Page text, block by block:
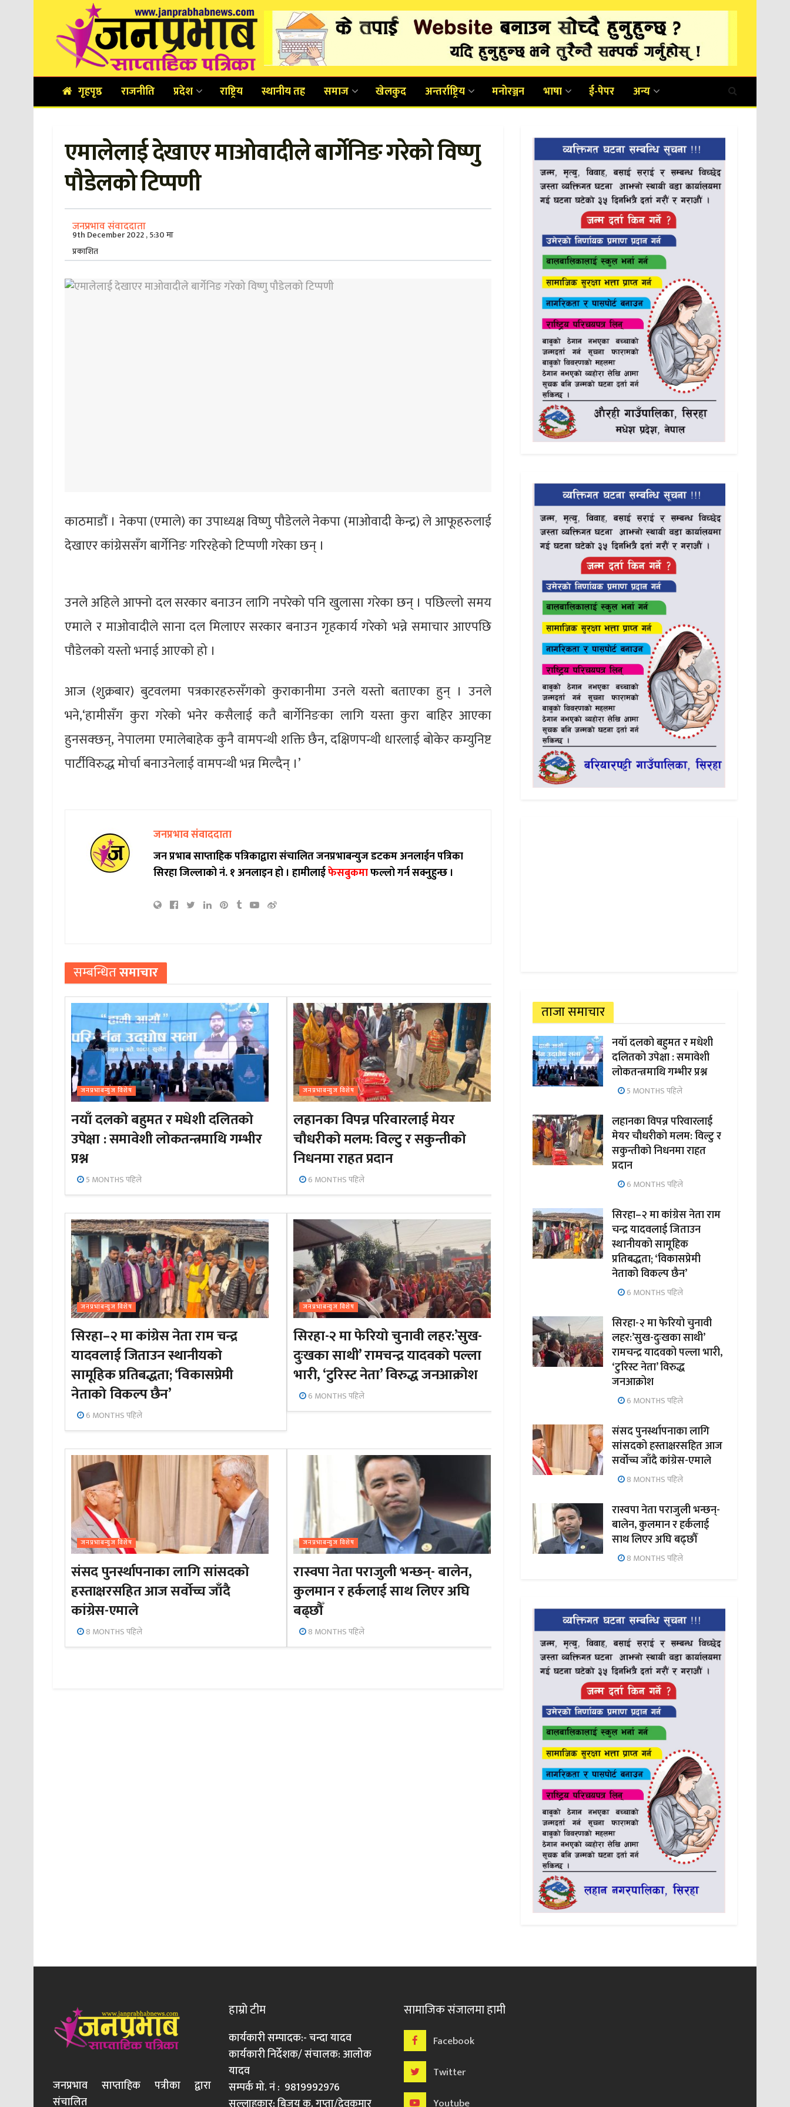
गृहपृष्ठ राजनीति प्रदेश राष्ट्रिय स्थानीय तह समाज खेलकुद अन्तर्राष्ट्रिय मनोरञ्जन भाषा ई-पेपर अन्य
एमालेलाई देखाएर माओवादीले बार्गेनिङ गरेको विष्णु
पौडेलको टिप्पणी
जनप्रभाव संवाददाता
9th December 2022 , 5:30 मा
प्रकाशित
काठमाडौं । नेकपा (एमाले) का उपाध्यक्ष विष्णु पौडेलले नेकपा (माओवादी केन्द्र) ले आफूहरुलाई
देखाएर कांग्रेससँग बार्गेनिङ गरिरहेको टिप्पणी गरेका छन् ।
उनले अहिले आफ्नो दल सरकार बनाउन लागि नपरेको पनि खुलासा गरेका छन् । पछिल्लो समय
एमाले र माओवादीले साना दल मिलाएर सरकार बनाउन गृहकार्य गरेको भन्ने समाचार आएपछि
पौडेलको यस्तो भनाई आएको हो ।
आज (शुक्रबार) बुटवलमा पत्रकारहरुसँगको कुराकानीमा उनले यस्तो बताएका हुन् । उनले
भने,‘हामीसँग कुरा गरेको भनेर कसैलाई कतै बार्गेनिङका लागि यस्ता कुरा बाहिर आएका
हुनसक्छन्, नेपालमा एमालेबाहेक कुनै वामपन्थी शक्ति छैन, दक्षिणपन्थी धारलाई बोकेर कम्युनिष्ट
पार्टीविरुद्ध मोर्चा बनाउनेलाई वामपन्थी भन्न मिल्दैन् ।’
जनप्रभाव संवाददाता
जन प्रभाब साप्ताहिक पत्रिकाद्वारा संचालित जनप्रभाबन्युज डटकम अनलाईन पत्रिका
सिरहा जिल्लाको नं. १ अनलाइन हो ।हामीलाईफेसबुकमाफल्लो गर्न सक्नुहुन्छ ।
सम्बन्धितसमाचार
जनप्रभाबन्युज विशेष
नयाँ दलको बहुमत र मधेशी दलितको
उपेक्षा : समावेशी लोकतन्त्रमाथि गम्भीर
प्रश्न
5 MONTHS पहिले
जनप्रभाबन्युज विशेष
लहानका विपन्न परिवारलाई मेयर
चौधरीको मलम: विल्टु र सकुन्तीको
निधनमा राहत प्रदान
6 MONTHS पहिले
जनप्रभाबन्युज विशेष
सिरहा–२ मा कांग्रेस नेता राम चन्द्र
यादवलाई जिताउन स्थानीयको
सामूहिक प्रतिबद्धता; ‘विकासप्रेमी
नेताको विकल्प छैन’
6 MONTHS पहिले
जनप्रभाबन्युज विशेष
सिरहा-२ मा फेरियो चुनावी लहर:’सुख-
दुःखका साथी’ रामचन्द्र यादवको पल्ला
भारी, ‘टुरिस्ट नेता’ विरुद्ध जनआक्रोश
6 MONTHS पहिले
जनप्रभाबन्युज विशेष
संसद पुनर्स्थापनाका लागि सांसदको
हस्ताक्षरसहित आज सर्वोच्च जाँदै
कांग्रेस-एमाले
8 MONTHS पहिले
जनप्रभाबन्युज विशेष
रास्वपा नेता पराजुली भन्छन्- बालेन,
कुलमान र हर्कलाई साथ लिएर अघि
बढ्छौँ
8 MONTHS पहिले
ताजा समाचार
नयाँ दलको बहुमत र मधेशी
दलितको उपेक्षा : समावेशी
लोकतन्त्रमाथि गम्भीर प्रश्न
5 MONTHS पहिले
लहानका विपन्न परिवारलाई
मेयर चौधरीको मलम: विल्टु र
सकुन्तीको निधनमा राहत
प्रदान
6 MONTHS पहिले
सिरहा–२ मा कांग्रेस नेता राम
चन्द्र यादवलाई जिताउन
स्थानीयको सामूहिक
प्रतिबद्धता; ‘विकासप्रेमी
नेताको विकल्प छैन’
6 MONTHS पहिले
सिरहा-२ मा फेरियो चुनावी
लहर:’सुख-दुःखका साथी’
रामचन्द्र यादवको पल्ला भारी,
‘टुरिस्ट नेता’ विरुद्ध
जनआक्रोश
6 MONTHS पहिले
संसद पुनर्स्थापनाका लागि
सांसदको हस्ताक्षरसहित आज
सर्वोच्च जाँदै कांग्रेस-एमाले
8 MONTHS पहिले
रास्वपा नेता पराजुली भन्छन्-
बालेन, कुलमान र हर्कलाई
साथ लिएर अघि बढ्छौँ
8 MONTHS पहिले
जनप्रभाव साप्ताहिक पत्रीका द्वारा
संचालित
हाम्रो टीम
कार्यकारी सम्पादक:- चन्दा यादव
कार्यकारी निर्देशक/ संचालक: आलोक
यादव
सम्पर्क मो. नं : 9819992976
सामाजिक संजालमा हामी
Facebook
Twitter
Youtube